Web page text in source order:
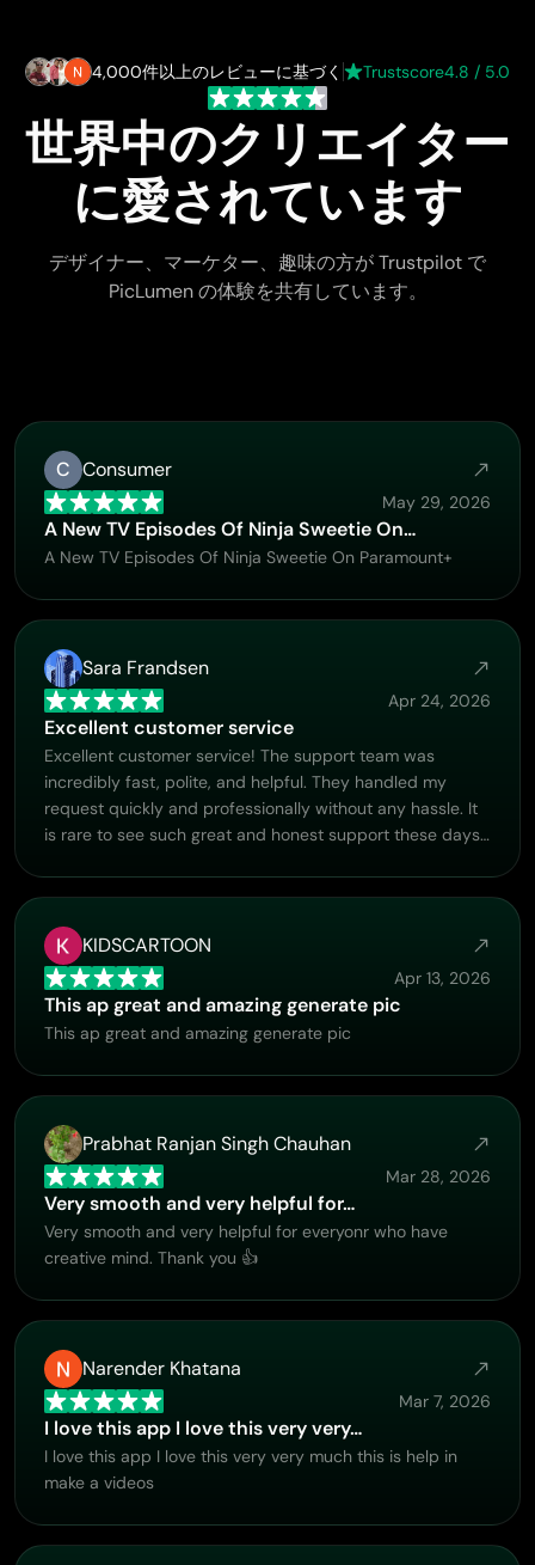
4,000件以上のレビューに基づく Trustscore4.8 / 5.0
世界中のクリエイター
に愛されています
デザイナー、マーケター、趣味の方が Trustpilot で
PicLumen の体験を共有しています。
C Consumer
May 29, 2026
A New TV Episodes Of Ninja Sweetie On…
A New TV Episodes Of Ninja Sweetie On Paramount+
Sara Frandsen
Apr 24, 2026
Excellent customer service
Excellent customer service! The support team was
incredibly fast, polite, and helpful. They handled my
request quickly and professionally without any hassle. It
is rare to see such great and honest support these days.
KIDSCARTOON
Apr 13, 2026
This ap great and amazing generate pic
This ap great and amazing generate pic
Prabhat Ranjan Singh Chauhan
Mar 28, 2026
Very smooth and very helpful for…
Very smooth and very helpful for everyonr who have
creative mind. Thank you 👍
Narender Khatana
Mar 7, 2026
I love this app I love this very very…
I love this app I love this very very much this is help in
make a videos